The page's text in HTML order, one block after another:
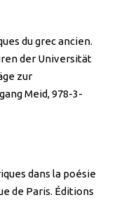
du grec ancien.
der Universität
zur
Meid, 978-3-
dans la poésie
de Paris. Éditions